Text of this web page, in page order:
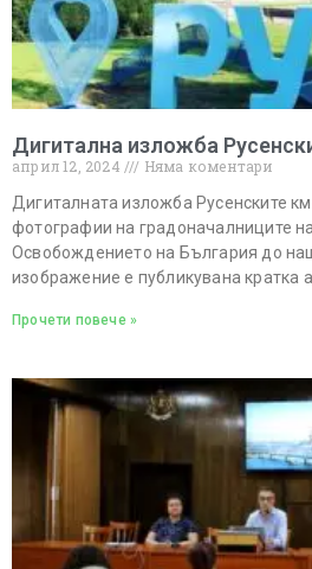
Дигитална изложба
април 12, 2024
Няма коментари
Дигиталната изложба Русенските
фотографии на градоначалниците
Освобождението на България до
изображение е публикувана кратка
Прочети повече »